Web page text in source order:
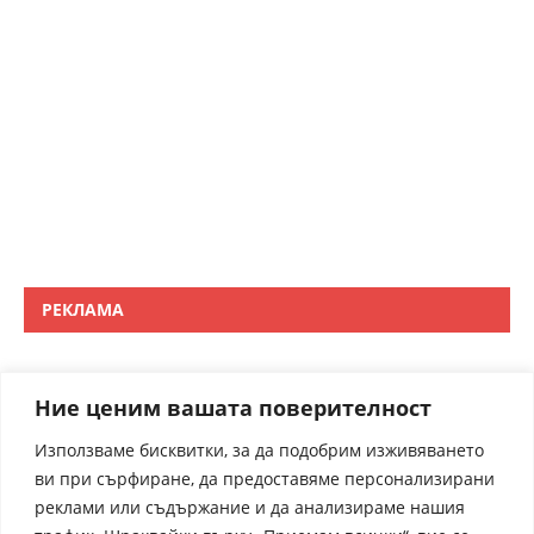
Ние ценим вашата поверителност
Използваме бисквитки, за да подобрим изживяването
ви при сърфиране, да предоставяме персонализирани
реклами или съдържание и да анализираме нашия
РЕКЛАМА